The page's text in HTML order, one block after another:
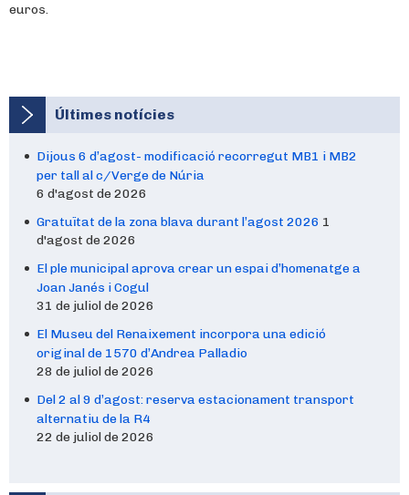
euros.
Últimes notícies
Dijous 6 d’agost- modificació recorregut MB1 i MB2
per tall al c/Verge de Núria
6 d'agost de 2026
Gratuïtat de la zona blava durant l’agost 2026 1
d'agost de 2026
El ple municipal aprova crear un espai d’homenatge a
Joan Janés i Cogul
31 de juliol de 2026
El Museu del Renaixement incorpora una edició
original de 1570 d’Andrea Palladio
28 de juliol de 2026
Del 2 al 9 d’agost: reserva estacionament transport
alternatiu de la R4
22 de juliol de 2026